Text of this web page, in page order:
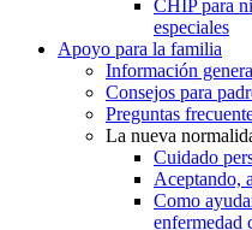
CHIP para
especiales
Apoyo para la familia
Información
Consejos para
Preguntas
La nueva
Cuidado
Aceptando,
Como
enfermedad